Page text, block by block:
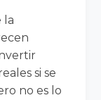
la
si se
no es lo